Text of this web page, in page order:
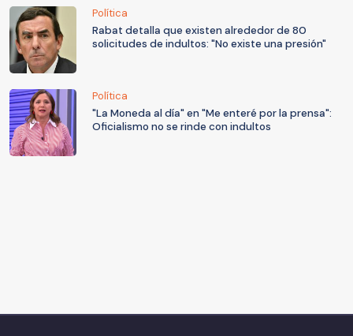
Política
Rabat detalla que existen alrededor de 80
solicitudes de indultos: "No existe una presión"
Política
"La Moneda al día" en "Me enteré por la prensa":
Oficialismo no se rinde con indultos